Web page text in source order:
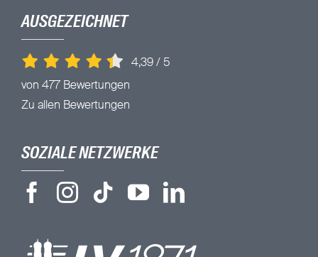
AUSGEZEICHNET
4,39/ 5
von 477 Bewertungen
Zu allen Bewertungen
SOZIALE NETZWERKE